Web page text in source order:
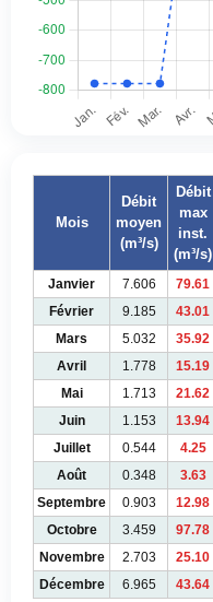
Mois
Débit
moyen
(m³/s)
Débit
max
inst.
(m³/s)
Janvier 7.606 79.61
Février
9.185 43.01
Mars
5.032 35.92
Avril
1.778 15.19
Mai
1.713 21.62
Juin
1.153 13.94
Juillet
0.544 4.25
Août
0.348 3.63
Septembre
0.903 12.98
Octobre
3.459 97.78
Novembre
2.703 25.10
Décembre
6.965 43.64